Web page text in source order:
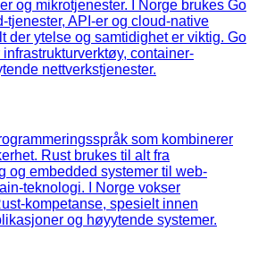
og mikrotjenester. I Norge brukes Go
tjenester, API-er og cloud-native
der ytelse og samtidighet er viktig. Go
container-
nettverkstjenester.
som kombinerer
Rust brukes til alt fra
og embedded systemer til web-
teknologi. I Norge vokser
kompetanse, spesielt innen
og høyytende systemer.